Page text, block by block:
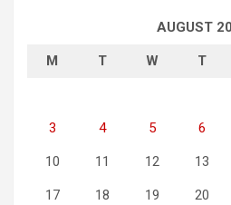
AUGUST
M T W T
3 4 5 6
10 11 12 13
17 18 19 20